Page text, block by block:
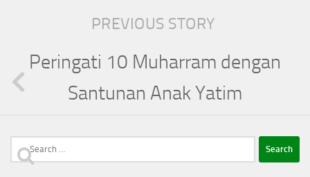
PREVIOUS STORY
Peringati 10 Muharram dengan
Santunan Anak Yatim
Search